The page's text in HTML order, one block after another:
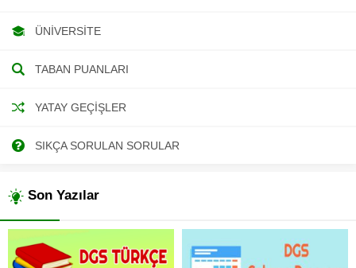
ÜNIVERSITE
TABAN PUANLARI
YATAY GEÇIŞLER
SIKÇA SORULAN SORULAR
Son Yazılar